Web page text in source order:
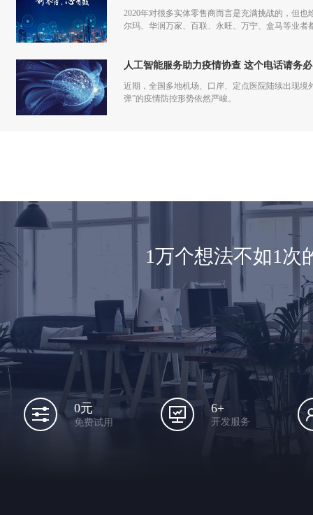
2020年对很多实体零售商而言是充满挑战的，但
尔玛、华润万家、百联、永旺、万宁、盒马等业
人工智能服务助力疫情协查 这个电话请务
近期，全国多地机场、口岸、定点医院陆续出现
弹”的疫情防控形势依然严峻。
1万个想法不如1次
0元
免费试用
6+
开发服务